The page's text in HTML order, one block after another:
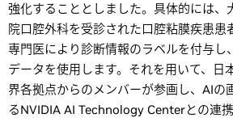
強化することとしました。具体的には、
院口腔外科を受診された口腔粘膜疾患患
専門医により診断情報のラベルを付与し
データを使用します。それを用いて、日
界各拠点からのメンバーが参画し、AIの
るNVIDIA AI Technology Centerとの連